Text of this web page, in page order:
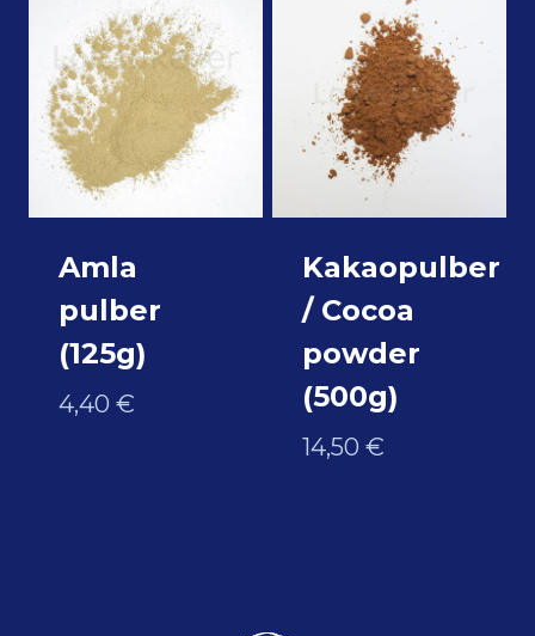
Amla
pulber
(125g)
4,40 €
Kakaopulber
/ Cocoa
powder
(500g)
14,50 €